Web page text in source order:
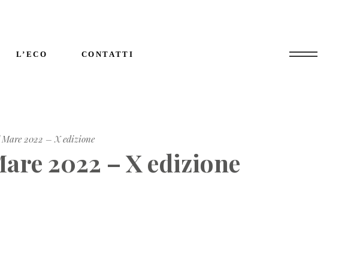
L’ECO CONTATTI
2022 – X edizione
2022 – X edizione